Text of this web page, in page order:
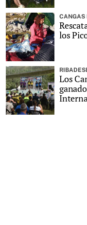
CANGAS
los
Los